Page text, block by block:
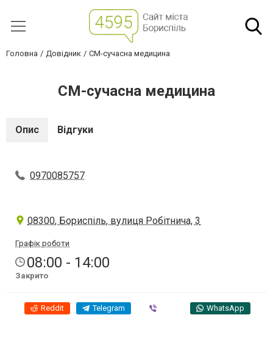
Головна Довідник СМ-сучасна медицина
СМ-сучасна медицина
Опис Відгуки
0970085757
08300, Бориспіль, вулиця Робітнича, 3
Графік роботи
08:00 - 14:00
Закрито
Reddit Telegram WhatsApp